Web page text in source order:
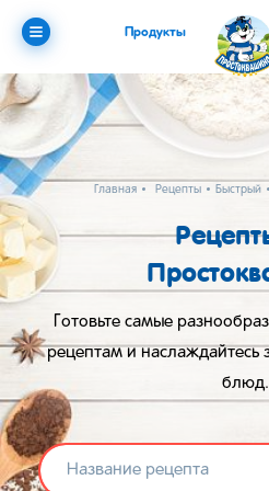
Продукты
Главная Рецепты Быстрый
Готовьте самые
рецептам и наслаждайтесь
блюд.